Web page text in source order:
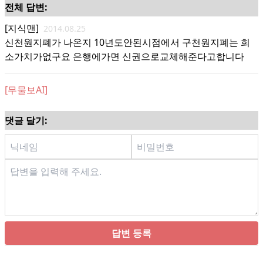
전체 답변:
[지식맨] 2014.08.25
신천원지폐가 나온지 10년도안된시점에서 구천원지폐는 희
소가치가없구요 은행에가면 신권으로교체해준다고합니다
[무물보AI]
댓글 달기:
답변 등록